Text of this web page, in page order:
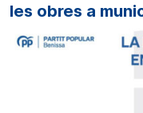
les obres a